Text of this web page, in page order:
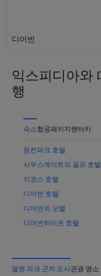
16
일)
디어번
익스피디아와
행
숙소항공패키지렌터카
링컨파크 호텔
사우스게이트의 골프 호텔
이코스 호텔
디어번 호텔
디어번의 모텔
디어번하이츠 호텔
사우스게이트의 아파트
앨렌 파크 근처 도시관광 명소